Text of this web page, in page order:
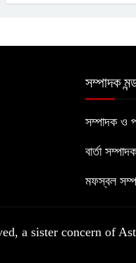
সম্পাদক
সম্পাদক ও
বার্তা
মফস্বল
a sister concern of